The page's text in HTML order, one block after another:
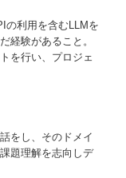
の利用を含むLLMを
経験があること。
を行い、プロジェ
をし、そのドメイ
題理解を志向しデ